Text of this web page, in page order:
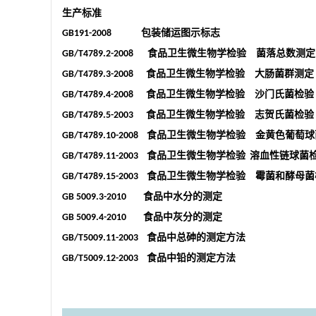
生产标准
GB191-2008 包装储运图示标志
GB/T4789.2-2008
食品卫生微生物学检验 菌落总数测定
GB/T4789.3-2008 食品卫生微生物学检验 大肠菌群测定
GB/T4789.4-2008 食品卫生微生物学检验 沙门氏菌检验
GB/T4789.5-2003 食品卫生微生物学检验 志贺氏菌检验
GB/T4789.10-2008 食品卫生微生物学检验 金黄色葡萄球
GB/T4789.11-2003 食品卫生微生物学检验 溶血性链球菌
GB/T4789.15-2003 食品卫生微生物学检验 霉菌和酵母菌
GB 5009.3-2010 食品中水分的测定
GB 5009.4-2010 食品中灰分的测定
GB/T5009.11-2003 食品中总砷的测定方法
GB/T5009.12-2003 食品中铅的测定方法